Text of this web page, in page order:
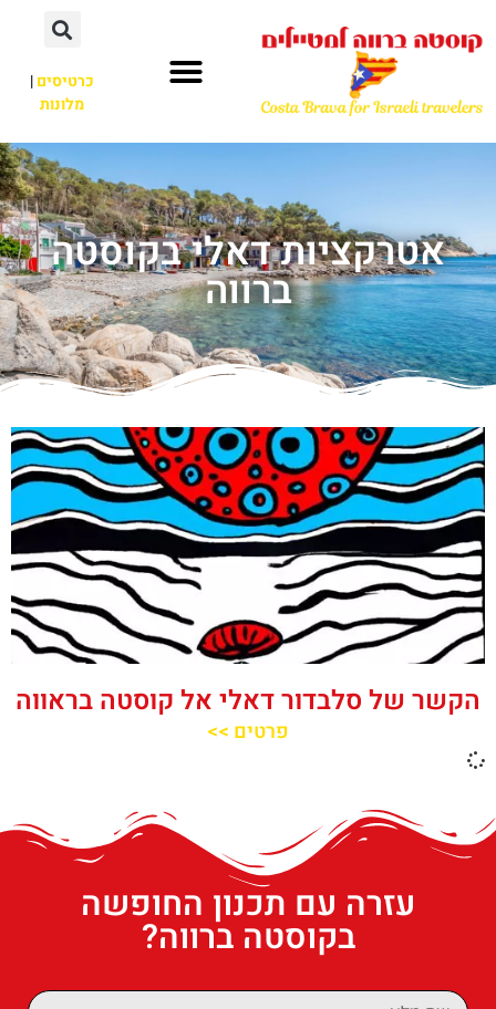
כרטיסים|
מלונות
אטרקציות דאלי בקוסטה
ברווה
הקשר של סלבדור דאלי אל קוסטה בראווה
פרטים >>
עזרה עם תכנון החופשה
בקוסטה ברווה?